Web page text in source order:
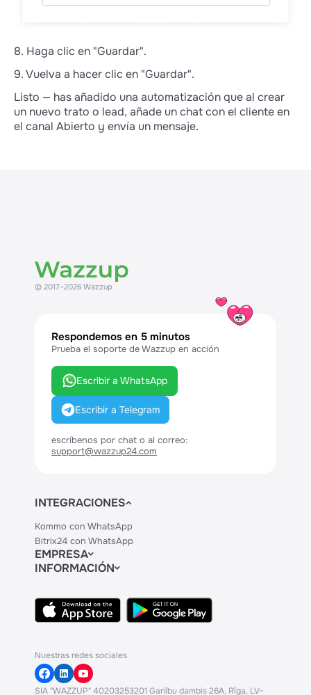
8. Haga clic en "Guardar".
9. Vuelva a hacer clic en "Guardar".
Listo — has añadido una automatización que al crear
un nuevo trato o lead, añade un chat con el cliente en
el canal Abierto y envía un mensaje.
© 2017–2026 Wazzup
Respondemos en 5 minutos
Prueba el soporte de Wazzup en acción
Escribir a WhatsApp
Escribir a Telegram
escríbenos por chat o al correo:
support@wazzup24.com
INTEGRACIONES
Kommo con WhatsApp
Bitrix24 con WhatsApp
EMPRESA
Contactos
INFORMACIÓN
API
Centro de Ayuda
Nuestras redes sociales
SIA "WAZZUP" 40203253201 Ganību dambis 26A, Rīga, LV-